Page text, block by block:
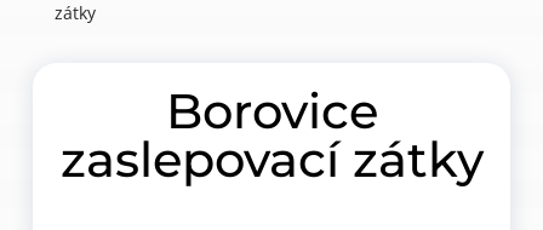
zátky
Borovice
zaslepovací zátky